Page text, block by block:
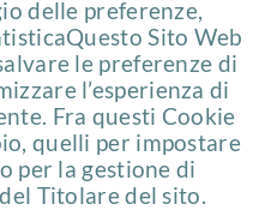
delle preferenze,
Sito Web
le preferenze di
l’esperienza di
Fra questi Cookie
quelli per impostare
per la gestione di
Titolare del sito.